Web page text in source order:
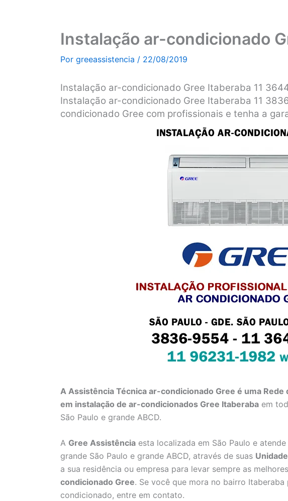
Instalação ar-condicionado
Por greeassistencia / 22/08/2019
Instalação ar-condicionado Gree Itaberaba 11
Instalação ar-condicionado Gree Itaberaba 11
condicionado Gree com profissionais e tenha a
A Assistência Técnica ar-condicionado Gree é uma
em instalação de ar-condicionados Gree Itaberaba em
São Paulo e grande ABCD.
A Gree Assistência esta localizada em São Paulo e
grande São Paulo e grande ABCD, através de suas
a sua residência ou empresa para levar sempre as
condicionado Gree. Se você que mora no bairro
condicionado, entre em contato.